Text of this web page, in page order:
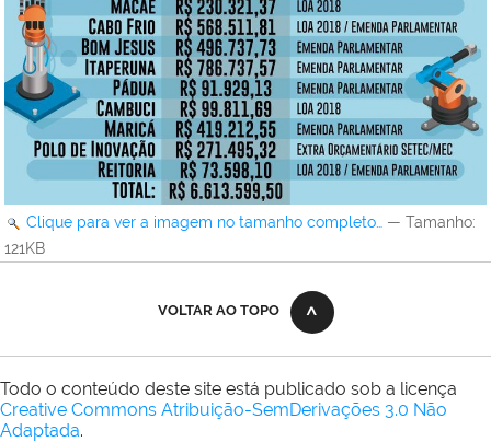
Clique para ver a imagem no tamanho completo… — Tamanho:
121KB
VOLTAR AO TOPO
Todo o conteúdo deste site está publicado sob a licença
Creative Commons Atribuição-SemDerivações 3.0 Não
Adaptada.